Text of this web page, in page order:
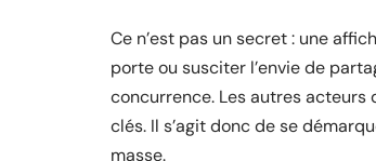
Ce n’est pas un secret : une
porte ou susciter l’envie de
concurrence. Les autres acteurs
clés. Il s’agit donc de se
masse.